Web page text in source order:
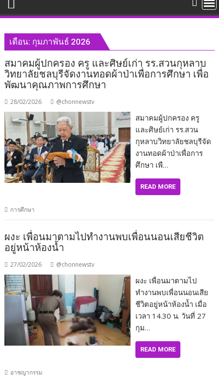
เดือน: กุมภาพันธ์ 2026
สมาคมผู้ปกครอง ครู และศิษย์เก่า รร.สวนกุหลาบ
วิทยาลัยชลบุรีจัดงานทอดผ้าป่าเพื่อการศึกษา เพื่อ
พัฒนาคุณภาพการศึกษา
28/02/2026 @chonnewstv
สมาคมผู้ปกครอง ครู
และศิษย์เก่า รร.สวน
กุหลาบวิทยาลัยชลบุรีจัด
งานทอดผ้าป่าเพื่อการ
ศึกษา เพื…
READ MORE
การศึกษา
ผงะ เพื่อนมาตามไปทำงานพบเพื่อนนอนเสียชีวิต
อยู่หน้าห้องน้ำ
27/02/2026 @chonnewstv
ผงะ เพื่อนมาตามไป
ทำงานพบเพื่อนนอนเสีย
ชีวิตอยู่หน้าห้องน้ำ เมื่อ
เวลา 14.30 น. วันที่ 27
กุม…
READ MORE
อาชญากรรม